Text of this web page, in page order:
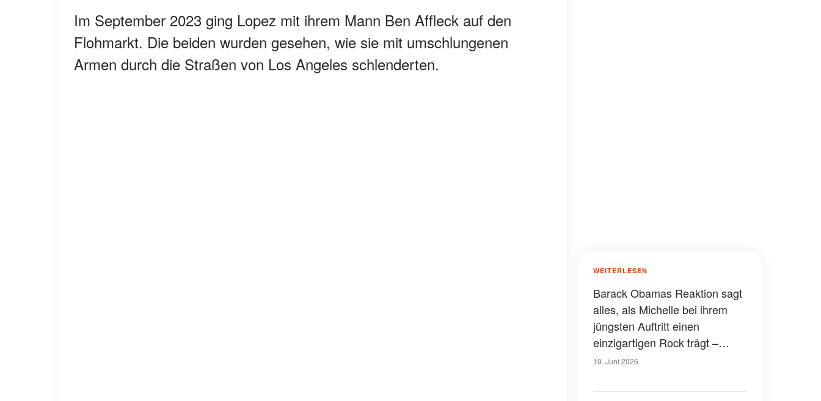
Im September 2023 ging Lopez mit ihrem Mann Ben Affleck auf den
Flohmarkt. Die beiden wurden gesehen, wie sie mit umschlungenen
Armen durch die Straßen von Los Angeles schlenderten.
WEITERLESEN
Barack Obamas Reaktion sagt
alles, als Michelle bei ihrem
jüngsten Auftritt einen
einzigartigen Rock trägt –
Fotos
19. Juni 2026